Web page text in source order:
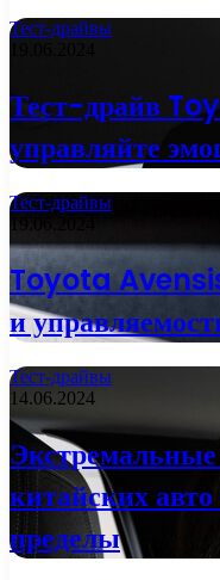
Тест-драйвы
Тест-драйв
управляйте
Тест-драйвы
Toyota
и
Тест-драйвы
14.06.2024
китайских
пределы